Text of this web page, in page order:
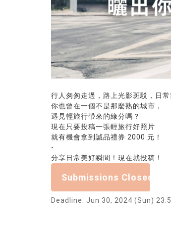
行人匆匆走過，路上光影斑駁，日
你也曾在一個不是那麼熟的城市，
遇見輕旅行帶來的緣分嗎？
現在只要投稿一張輕旅行好照片
就有機會拿到誠品禮券 2000 元！
-
分享日常美好瞬間！現在就投稿！
Submissions Closed
Deadline: Jun 30, 2024 (Sun)